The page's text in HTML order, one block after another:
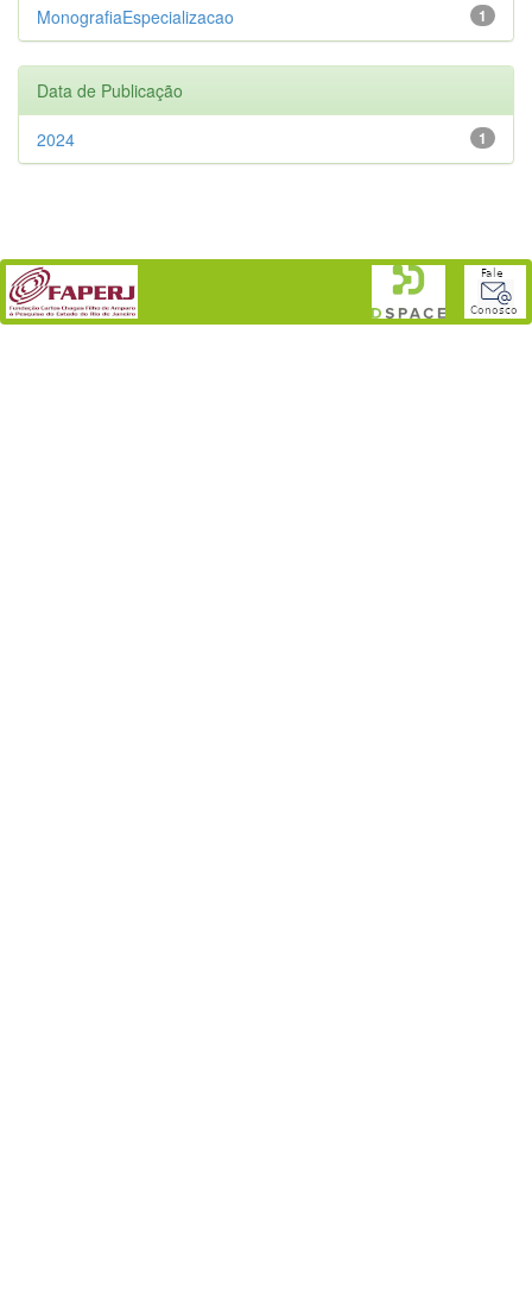
1
MonografiaEspecializacao
Data de Publicação
1
2024